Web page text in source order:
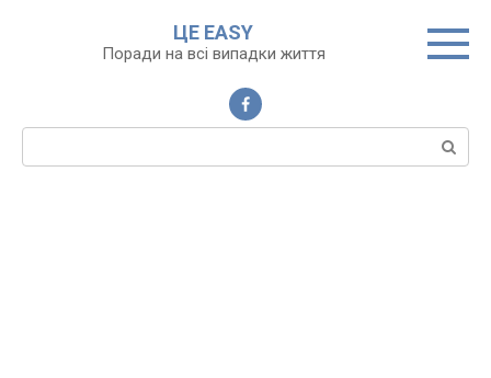
ЦЕ EASY
Поради на всі випадки життя
Пошук: